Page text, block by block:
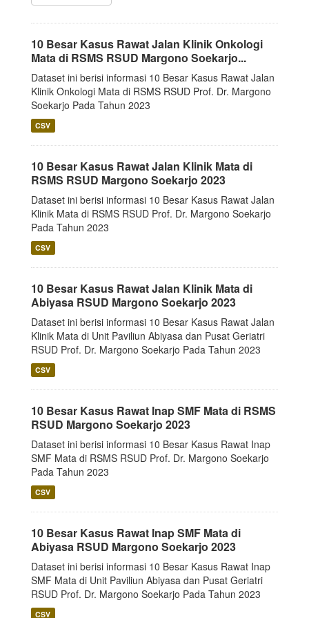
10 Besar Kasus Rawat Jalan Klinik Onkologi
Mata di RSMS RSUD Margono Soekarjo...
Dataset ini berisi informasi 10 Besar Kasus Rawat Jalan
Klinik Onkologi Mata di RSMS RSUD Prof. Dr. Margono
Soekarjo Pada Tahun 2023
CSV
10 Besar Kasus Rawat Jalan Klinik Mata di
RSMS RSUD Margono Soekarjo 2023
Dataset ini berisi informasi 10 Besar Kasus Rawat Jalan
Klinik Mata di RSMS RSUD Prof. Dr. Margono Soekarjo
Pada Tahun 2023
CSV
10 Besar Kasus Rawat Jalan Klinik Mata di
Abiyasa RSUD Margono Soekarjo 2023
Dataset ini berisi informasi 10 Besar Kasus Rawat Jalan
Klinik Mata di Unit Paviliun Abiyasa dan Pusat Geriatri
RSUD Prof. Dr. Margono Soekarjo Pada Tahun 2023
CSV
10 Besar Kasus Rawat Inap SMF Mata di RSMS
RSUD Margono Soekarjo 2023
Dataset ini berisi informasi 10 Besar Kasus Rawat Inap
SMF Mata di RSMS RSUD Prof. Dr. Margono Soekarjo
Pada Tahun 2023
CSV
10 Besar Kasus Rawat Inap SMF Mata di
Abiyasa RSUD Margono Soekarjo 2023
Dataset ini berisi informasi 10 Besar Kasus Rawat Inap
SMF Mata di Unit Paviliun Abiyasa dan Pusat Geriatri
RSUD Prof. Dr. Margono Soekarjo Pada Tahun 2023
CSV